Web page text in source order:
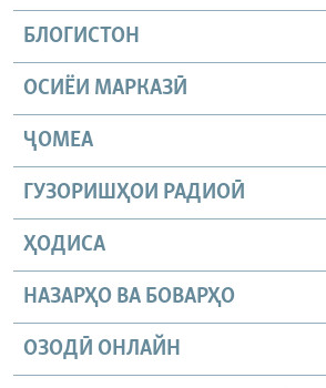
БЛОГИСТОН
ОСИЁИ МАРКАЗӢ
ҶОМEА
ГУЗОРИШҲОИ РАДИОӢ
ҲОДИСА
НАЗАРҲО ВА БОВАРҲО
ОЗОДӢ ОНЛАЙН